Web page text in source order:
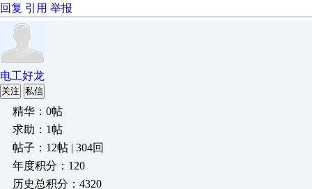
回复 引用 举报
电工好龙
关注 私信
精华：0帖
求助：1帖
帖子：12帖 | 304回
年度积分：120
历史总积分：4320